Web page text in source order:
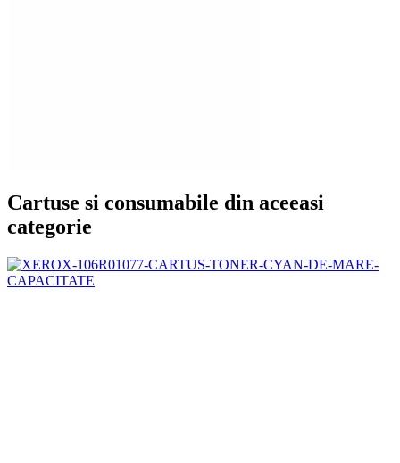
Cartuse si consumabile din aceeasi
categorie